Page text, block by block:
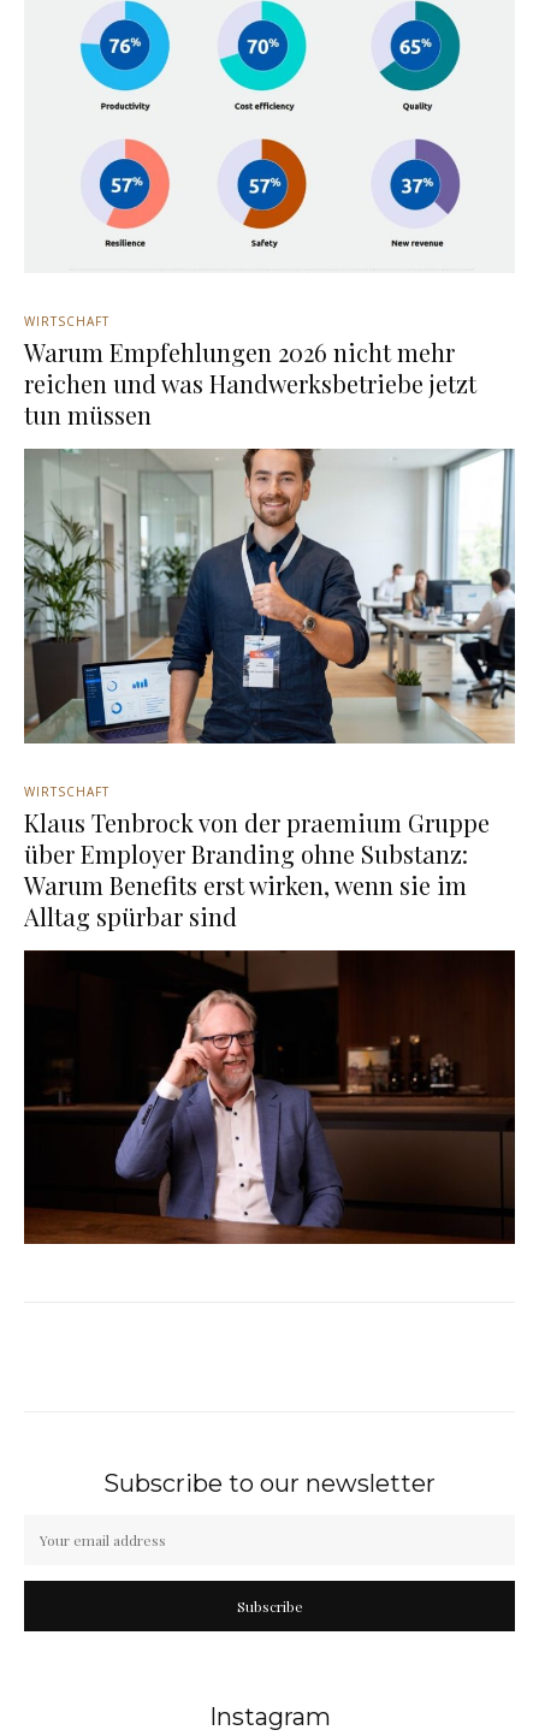
WIRTSCHAFT
Warum Empfehlungen 2026 nicht mehr
reichen und was Handwerksbetriebe jetzt
tun müssen
WIRTSCHAFT
Klaus Tenbrock von der praemium Gruppe
über Employer Branding ohne Substanz:
Warum Benefits erst wirken, wenn sie im
Alltag spürbar sind
Subscribe to our newsletter
Subscribe
Instagram